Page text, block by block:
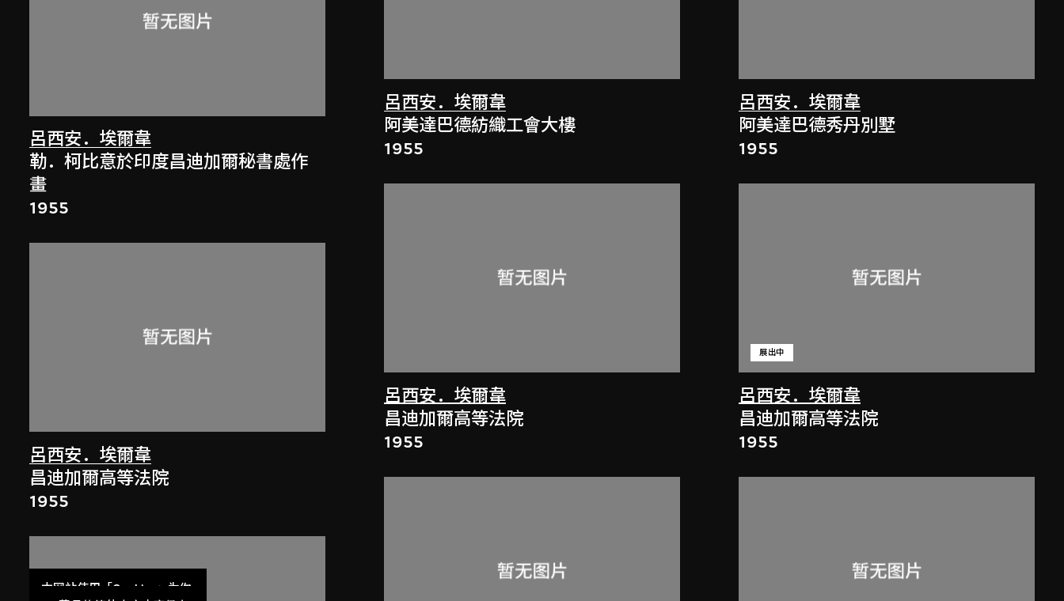
呂西安．埃爾韋
勒．柯比意於印度昌迪加爾秘書處作
畫
1955
呂西安．埃爾韋
昌迪加爾高等法院
1955
呂西安．埃爾韋
阿美達巴德紡織工會大樓
1955
呂西安．埃爾韋
昌迪加爾高等法院
1955
呂西安．埃爾韋
阿美達巴德秀丹別墅
1955
呂西安．埃爾韋
展出中
昌迪加爾高等法院
1955
本网站使用「Cookies」为你